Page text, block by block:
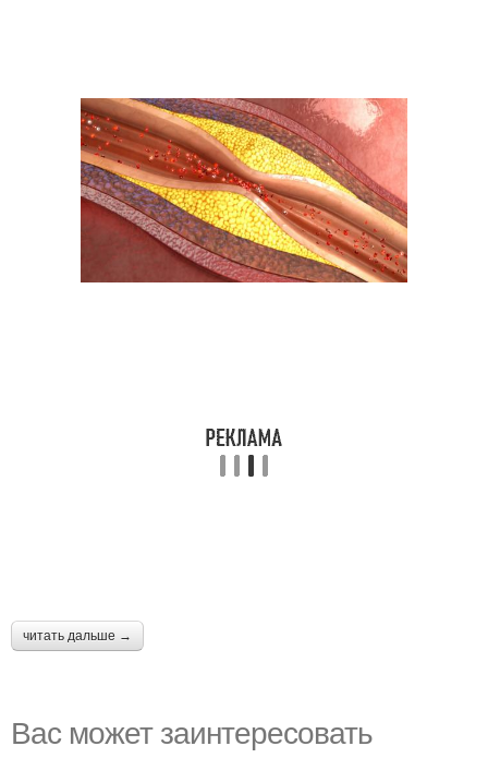
читать дальше →
Вас может заинтересовать